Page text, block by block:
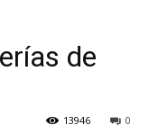
de
0
13946